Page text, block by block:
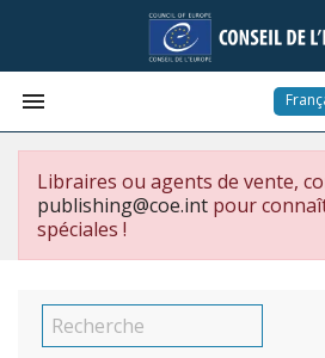

Libraires ou agents de vente,
publishing@coe.int pour
spéciales !